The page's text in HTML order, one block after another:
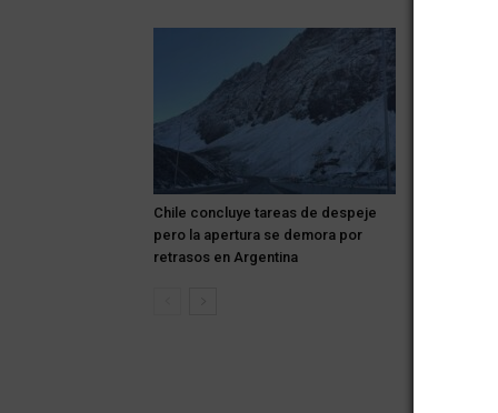
Chile concluye tareas de despeje
pero la apertura se demora por
retrasos en Argentina